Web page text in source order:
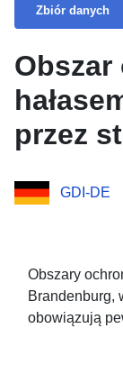
Zbiór danych
Obszar
przez
GDI-DE
Obszary
Brandenburg,
obowiązują